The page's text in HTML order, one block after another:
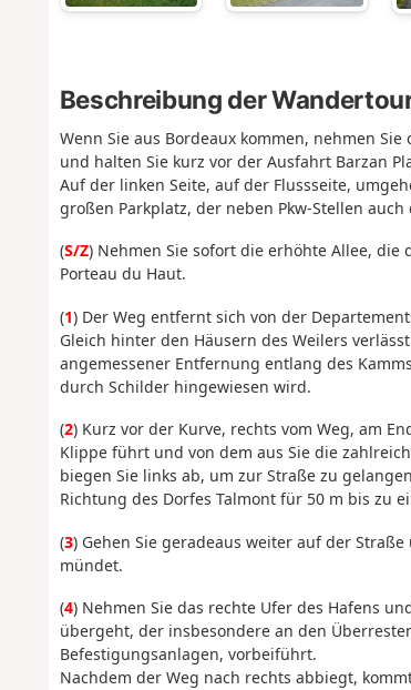
Beschreibung der
Wenn Sie aus Bordeaux kommen, nehmen
und halten Sie kurz vor der Ausfahrt Barzan
Auf der linken Seite, auf der Flussseite,
großen Parkplatz, der neben Pkw-Stellen
(S/Z) Nehmen Sie sofort die erhöhte Allee,
Porteau du Haut.
(1) Der Weg entfernt sich von der
Gleich hinter den Häusern des Weilers
angemessener Entfernung entlang des
durch Schilder hingewiesen wird.
(2) Kurz vor der Kurve, rechts vom Weg, am
Klippe führt und von dem aus Sie die
biegen Sie links ab, um zur Straße zu
Richtung des Dorfes Talmont für 50 m bis zu
(3) Gehen Sie geradeaus weiter auf der
mündet.
(4) Nehmen Sie das rechte Ufer des Hafens
übergeht, der insbesondere an den
Befestigungsanlagen, vorbeiführt.
Nachdem der Weg nach rechts abbiegt,